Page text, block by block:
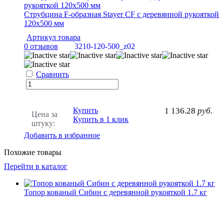
Струбцина F-образная Stayer CF с деревянной рукояткой
120x500 мм
Артикул товара
3210-120-500_z02
0 отзывов
Сравнить
Цена за
штуку:
1 136.28 руб.
Купить
Купить в 1 клик
Добавить в избранное
Похожие товары
Перейти в каталог
Топор кованый Сибин с деревянной рукояткой 1.7 кг